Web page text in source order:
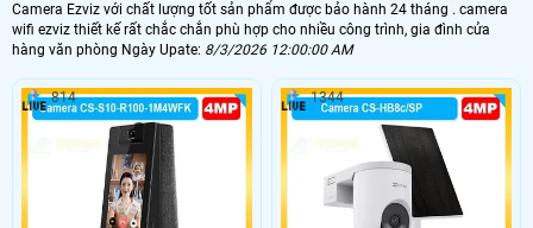
🔊 Camera Gọi Điện EZVIZ CS-TY1-R105-8G8WF (8MP)
CS-TY1-R105-8G8WF
Siêu sắc nét 8.0 MP Ultra 4K – Phù hợp cho dự án chuyên dụng trong nhà
📶 Camera Gọi Điện CS-TY1-R105-1J5WF (5MP)
CS-TY1-R105-1J5WF
Camera Ezviz với chất lượng tốt sản phẩm được bảo hành 24 tháng . camera
wifi ezviz thiết kế rất chắc chắn phù hợp cho nhiều công trình, gia đình cửa
hàng văn phòng Ngày Upate: 8/3/2026 12:00:00 AM
814 1344